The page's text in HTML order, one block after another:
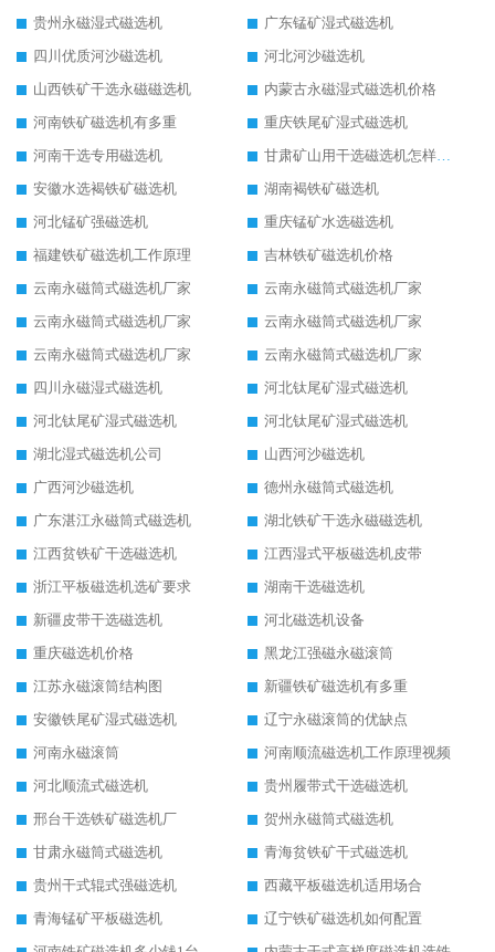
贵州永磁湿式磁选机
广东锰矿湿式磁选机
四川优质河沙磁选机
河北河沙磁选机
山西铁矿干选永磁磁选机
内蒙古永磁湿式磁选机价格
河南铁矿磁选机有多重
重庆铁尾矿湿式磁选机
河南干选专用磁选机
甘肃矿山用干选磁选机怎样调磁
安徽水选褐铁矿磁选机
湖南褐铁矿磁选机
河北锰矿强磁选机
重庆锰矿水选磁选机
福建铁矿磁选机工作原理
吉林铁矿磁选机价格
云南永磁筒式磁选机厂家
云南永磁筒式磁选机厂家
云南永磁筒式磁选机厂家
云南永磁筒式磁选机厂家
云南永磁筒式磁选机厂家
云南永磁筒式磁选机厂家
四川永磁湿式磁选机
河北钛尾矿湿式磁选机
河北钛尾矿湿式磁选机
河北钛尾矿湿式磁选机
湖北湿式磁选机公司
山西河沙磁选机
广西河沙磁选机
德州永磁筒式磁选机
广东湛江永磁筒式磁选机
湖北铁矿干选永磁磁选机
江西贫铁矿干选磁选机
江西湿式平板磁选机皮带
浙江平板磁选机选矿要求
湖南干选磁选机
新疆皮带干选磁选机
河北磁选机设备
重庆磁选机价格
黑龙江强磁永磁滚筒
江苏永磁滚筒结构图
新疆铁矿磁选机有多重
安徽铁尾矿湿式磁选机
辽宁永磁滚筒的优缺点
河南永磁滚筒
河南顺流磁选机工作原理视频
河北顺流式磁选机
贵州履带式干选磁选机
邢台干选铁矿磁选机厂
贺州永磁筒式磁选机
甘肃永磁筒式磁选机
青海贫铁矿干式磁选机
贵州干式辊式强磁选机
西藏平板磁选机适用场合
青海锰矿平板磁选机
辽宁铁矿磁选机如何配置